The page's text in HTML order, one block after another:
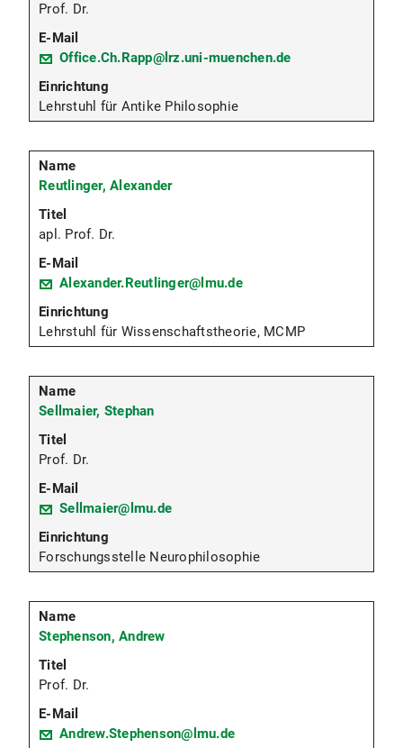
Prof. Dr.
Office.Ch.Rapp@lrz.uni-muenchen.de
Lehrstuhl für Antike Philosophie
Reutlinger, Alexander
apl. Prof. Dr.
Alexander.Reutlinger@lmu.de
Lehrstuhl für Wissenschaftstheorie, MCMP
Sellmaier, Stephan
Prof. Dr.
Sellmaier@lmu.de
Forschungsstelle Neurophilosophie
Stephenson, Andrew
Prof. Dr.
Andrew.Stephenson@lmu.de